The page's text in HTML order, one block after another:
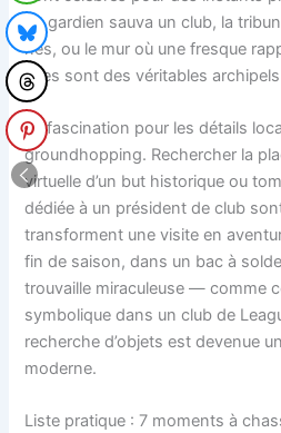
un gardien sauva un club, la
nés, ou le mur où une fresque
sites sont des véritables
La fascination pour les détails
groundhopping. Rechercher la
virtuelle d’un but historique ou
dédiée à un président de club
transforment une visite en
fin de saison, dans un bac à
trouvaille miraculeuse — comme
symbolique dans un club de
recherche d’objets est devenue
moderne.
Liste pratique : 7 moments à